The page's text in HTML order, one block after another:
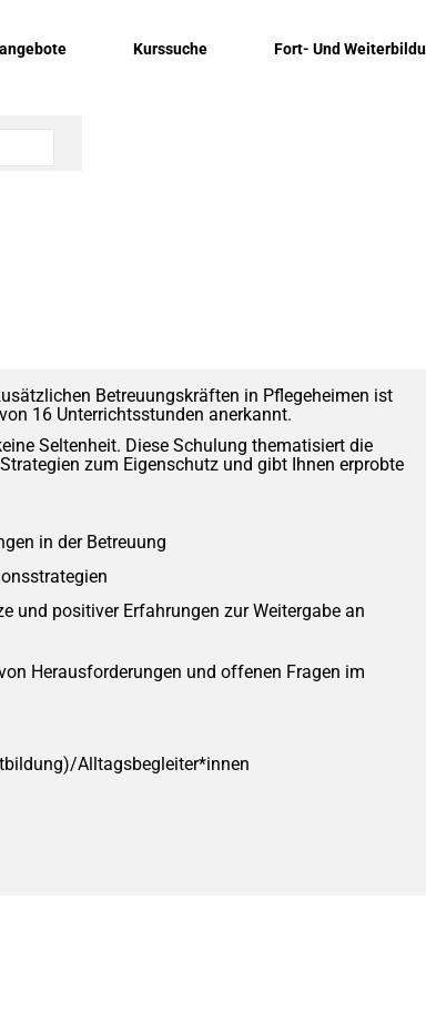
Kurssuche Fort- Und
Betreuungskräften in Pflegeheimen ist
16 Unterrichtsstunden anerkannt.
Seltenheit. Diese Schulung thematisiert die
zum Eigenschutz und gibt Ihnen erprobte
in der Betreuung
und positiver Erfahrungen zur Weitergabe an
Herausforderungen und offenen Fragen im
Alltagsbegleiter*innen